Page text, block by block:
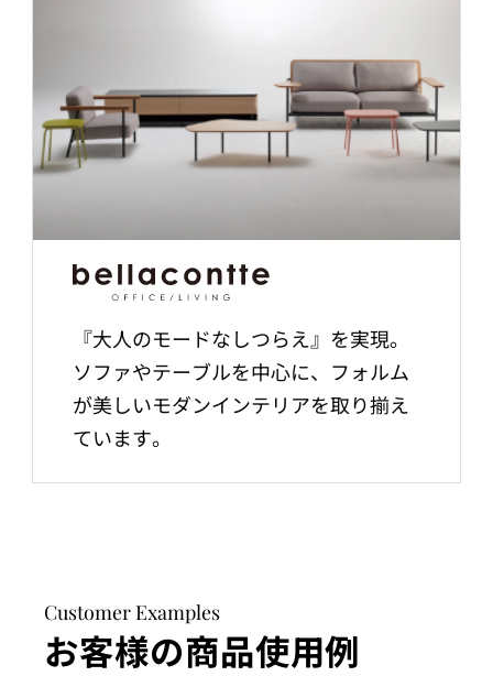
『大人のモードなしつらえ』を実現。
ソファやテーブルを中心に、フォルム
が美しいモダンインテリアを取り揃え
ています。
Customer Examples
お客様の商品使用例